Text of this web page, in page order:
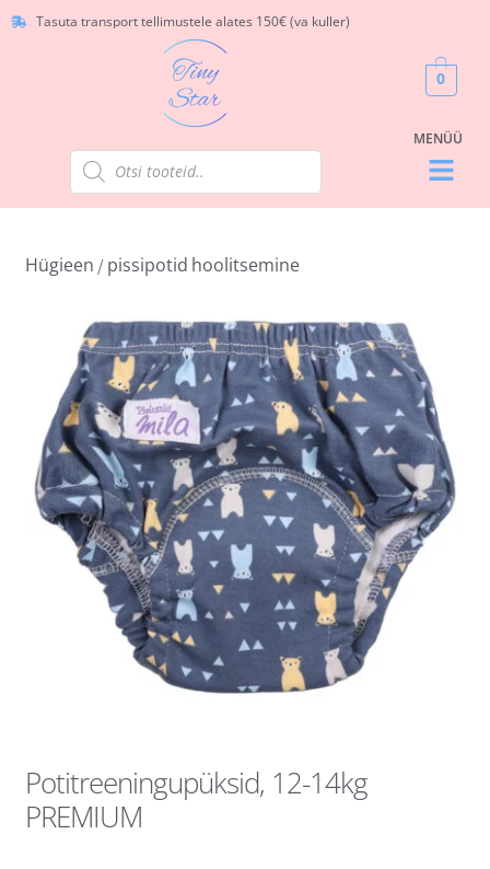
Tasuta transport tellimustele alates 150€ (va kuller)
0
Hügieen / pissipotid hoolitsemine
Potitreeningupüksid, 12-14kg
PREMIUM